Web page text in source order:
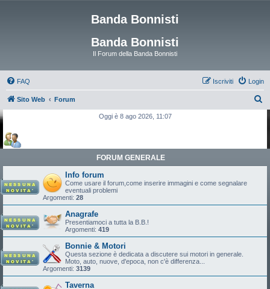
Banda Bonnisti
Banda Bonnisti
Il Forum della Banda Bonnisti
FAQ Login
Iscriviti
Sito Web Forum
Oggi è 8 ago 2026, 11:07
FORUM GENERALE
Info forum
Come usare il forum,come inserire immagini e come segnalare
eventuali problemi
Argomenti: 28
Anagrafe
Presentiamoci a tutta la B.B.!
Argomenti: 419
Bonnie & Motori
Questa sezione è dedicata a discutere sui motori in generale.
Moto, auto, nuove, d'epoca, non c'è differenza...
Argomenti: 3139
Taverna